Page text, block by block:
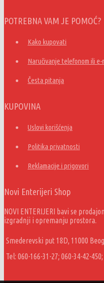
POTREBNA VAM JE POMOĆ?
Kako kupovati
Naručivanje telefonom ili e-
Česta pitanja
KUPOVINA
Uslovi korišćenja
Politika privatnosti
Reklamacije i prigovori
Novi Enterijeri Shop
NOVI ENTERIJERI bavi se
izgradnji i opremanju prostora.
Smederevski put 18D, 11000
Tel: 060-166-31-27; 060-34-42-